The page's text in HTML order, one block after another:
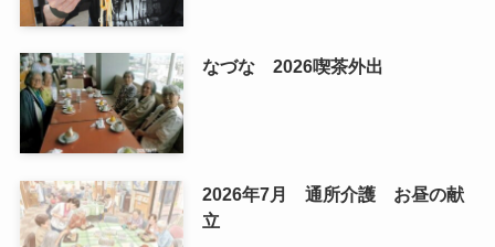
なづな 2026喫茶外出
2026年7月 通所介護 お昼の献
立